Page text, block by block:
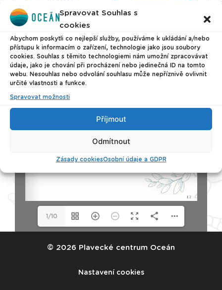
Spravovat Souhlas s
cookies
Abychom poskytli co nejlepší služby, používáme k ukládání a/nebo
přístupu k informacím o zařízení, technologie jako jsou soubory
cookies. Souhlas s těmito technologiemi nám umožní zpracovávat
údaje, jako je chování při procházení nebo jedinečná ID na tomto
webu. Nesouhlas nebo odvolání souhlasu může nepříznivě ovlivnit
určité vlastnosti a funkce.
Spravovat možnosti
Příjmout
Odmítnout
Zásady cookiesOsobní údaje a GDPR
1/10
© 2026 Plavecké centrum Oceán
Nastavení cookies